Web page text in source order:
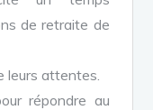
de retraite de
leurs attentes.
répondre au